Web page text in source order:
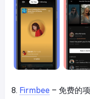
8. Firmbee – 免费的